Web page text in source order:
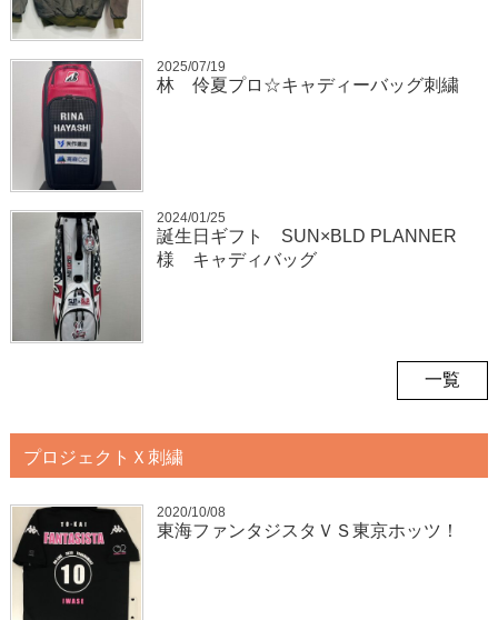
2025/07/19
林 伶夏プロ☆キャディーバッグ刺繍
2024/01/25
誕生日ギフト SUN×BLD PLANNER
様 キャディバッグ
一覧
プロジェクトＸ刺繍
2020/10/08
東海ファンタジスタＶＳ東京ホッツ！